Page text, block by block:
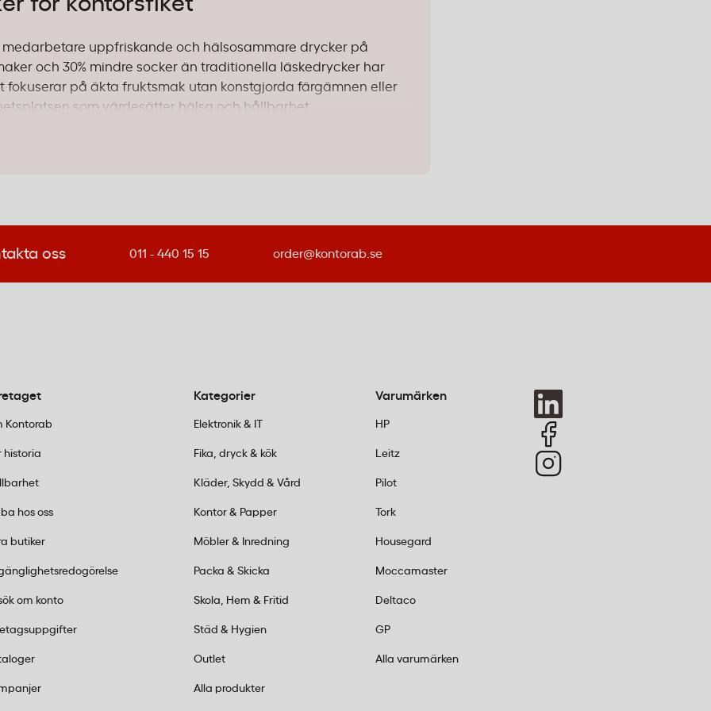
uppfriskande och hälsosammare drycker på
och 30% mindre socker än traditionella läskedrycker har
fokuserar på äkta fruktsmak utan konstgjorda färgämnen eller
som värdesätter hälsa och hållbarhet.
från koncentrat och är fri från konstgjorda tillsatser. Det
ingen krånglig kemilista.
passar alla: ochhallon. Alla är veganska och
goda
oss 011 - 440 15 15 order@kontorab.se
Kontorab
historia
hos oss
butiker
om konto
Kategorier
Elektronik & IT
Fika, dryck & kök
Kläder, Skydd & Vård
Kontor & Papper
Möbler & Inredning
Packa & Skicka
Skola, Hem & Fritid
Städ & Hygien
Outlet
Alla produkter
Varumärken
HP
Leitz
Pilot
Tork
Housegard
Moccamaster
Deltaco
GP
Alla varumärken